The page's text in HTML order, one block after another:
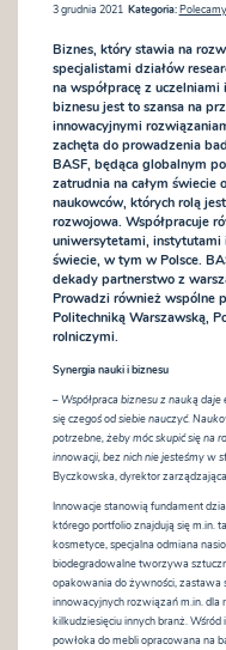
3 grudnia 2021 Kategoria:Polecamy
Biznes, który stawia na
specjalistami działów
na współpracę z
biznesu jest to szansa na
innowacyjnymi
zachęta do prowadzenia
BASF, będąca globalnym
zatrudnia na całym świecie
naukowców, których rolą
rozwojowa. Współpracuje
uniwersytetami, instytutami
świecie, w tym w Polsce.
dekady partnerstwo z
Prowadzi również wspólne
Politechniką Warszawską,
rolniczymi.
Synergia nauki i biznesu
– Współpraca biznesu z nauką
się czegoś od siebie nauczyć.
potrzebne, żeby móc skupić się na
innowacji, bez nich nie jesteśmy w
Byczkowska, dyrektor
Innowacje stanowią fundament
którego portfolio znajdują się m.in.
kosmetyce, specjalna odmiana
biodegradowalne tworzywa
opakowania do żywności, zastawa
innowacyjnych rozwiązań m.in. dla
kilkudziesięciu innych branż.
powłoka do mebli opracowana na